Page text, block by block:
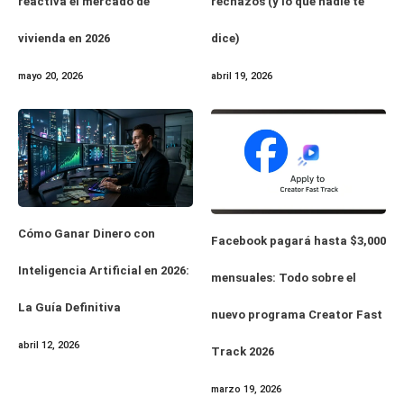
vivienda en 2026
mayo 20, 2026
dice)
abril 19, 2026
Cómo Ganar Dinero con
Inteligencia Artificial en 2026:
La Guía Definitiva
abril 12, 2026
Facebook pagará hasta $3,000
mensuales: Todo sobre el
nuevo programa Creator Fast
Track 2026
marzo 19, 2026